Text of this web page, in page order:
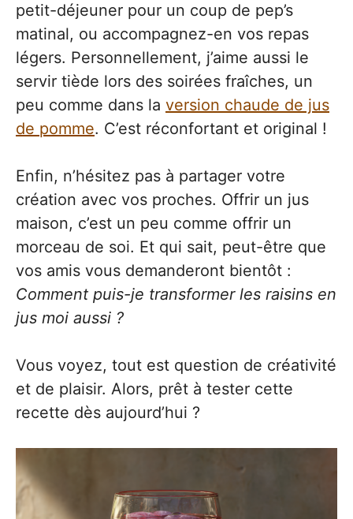
petit-déjeuner pour un coup de pep’s
matinal, ou accompagnez-en vos repas
légers. Personnellement, j’aime aussi le
servir tiède lors des soirées fraîches, un
peu comme dans la version chaude de jus
de pomme. C’est réconfortant et original !
Enfin, n’hésitez pas à partager votre
création avec vos proches. Offrir un jus
maison, c’est un peu comme offrir un
morceau de soi. Et qui sait, peut-être que
vos amis vous demanderont bientôt :
Comment puis-je transformer les raisins en
jus moi aussi ?
Vous voyez, tout est question de créativité
et de plaisir. Alors, prêt à tester cette
recette dès aujourd’hui ?